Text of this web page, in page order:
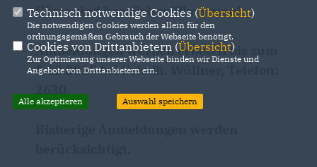
Gäste sind herzlich willkommen!
Anmeldungen werden erbeten bis zum
5.12.2015 bei Friedh. Wüllner, Telefon:
2630.
Technisch notwendige Cookies (Übersicht)
Die notwendigen Cookies werden allein für den
ordnungsgemäßen Gebrauch der Webseite benötigt.
Cookies von Drittanbietern (Übersicht)
Zur Optimierung unserer Webseite binden wir Dienste und
Angebote von Drittanbietern ein.
Alle akzeptieren Auswahl speichern